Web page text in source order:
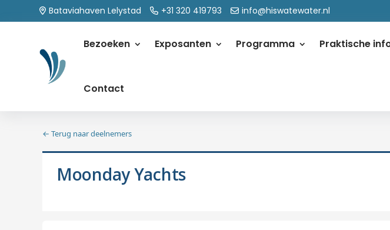
Bataviahaven Lelystad +31 320 419793 info@hiswatewater.nl
Bezoeken Exposanten Programma Praktische
Contact
← Terug naar deelnemers
Moonday Yachts